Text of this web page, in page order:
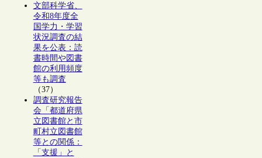
文部科学省、
令和8年度全
国学力・学習
状況調査の結
果を公表：読
書時間や図書
館の利用頻度
等も調査
（37）
調査研究報告
会「都道府県
立図書館と市
町村立図書館
等との関係：
「支援」と